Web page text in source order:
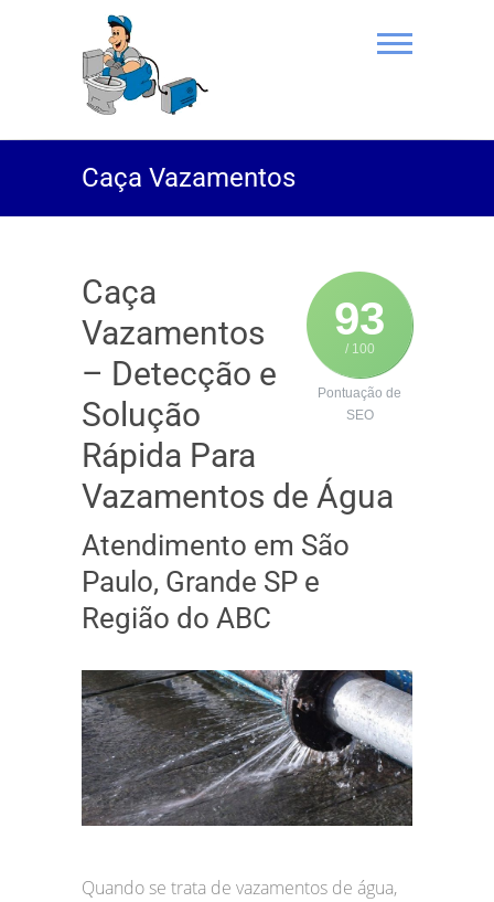
(11) 94469-
Desentupidora
Caça Vazamentos
93
/ 100
Pontuação de
SEO
Caça
Vazamentos
– Detecção e
Solução
Rápida Para
Vazamentos de Água
Atendimento em São
Paulo, Grande SP e
Região do ABC
Quando se trata de vazamentos de água,